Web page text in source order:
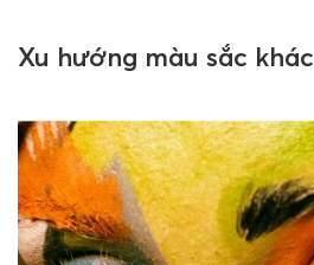
Xu hướng màu sắc khác